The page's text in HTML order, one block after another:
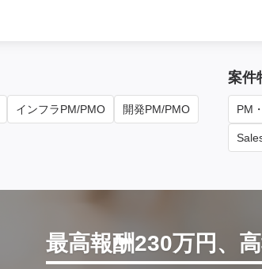
インフラPM/PMO 開発PM/PMO
案件
PM
最高報酬230万円、